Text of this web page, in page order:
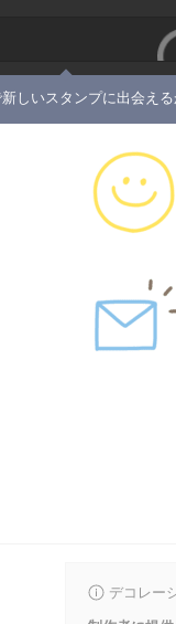
しいスタンプに出会える
デコレー